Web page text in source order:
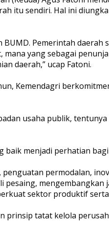
itu sendiri. Hal ini
Pemerintah daerah
yang sebagai
daerah,” ucap Fatoni.
Kemendagri
usaha publik,
baik menjadi perhatian
permodalan,
mengembangkan
sektor produktif
prinsip tatat kelola